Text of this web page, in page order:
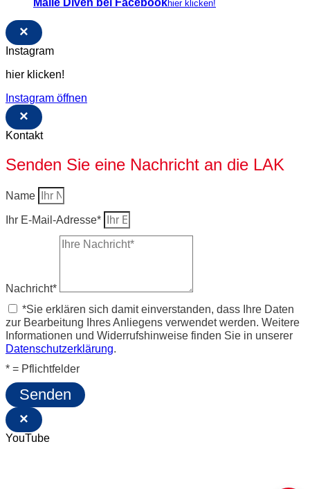
Malle Diven bei Facebookhier klicken!
×
Instagram
hier klicken!
Instagram öffnen
×
Kontakt
Senden Sie eine Nachricht an die LAK
Name
Ihr E-Mail-Adresse*
Nachricht*
*Sie erklären sich damit einverstanden, dass Ihre Daten
zur Bearbeitung Ihres Anliegens verwendet werden. Weitere
Informationen und Widerrufshinweise finden Sie in unserer
Datenschutzerklärung.
* = Pflichtfelder
Senden
×
YouTube